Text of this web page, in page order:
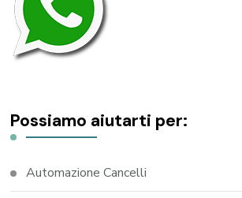
Possiamo aiutarti per:
Automazione Cancelli